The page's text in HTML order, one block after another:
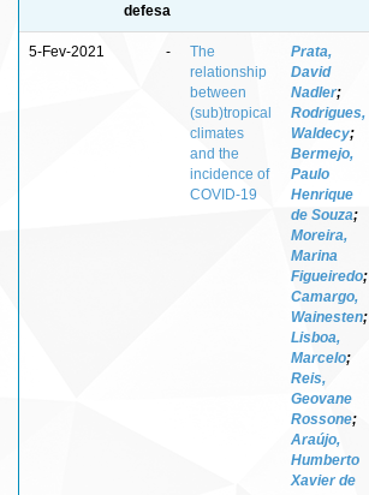
defesa
5-Fev-2021 -
The
relationship
between
(sub)tropical
climates
and the
incidence of
COVID-19
Prata,
David
Nadler;
Rodrigues,
Waldecy;
Bermejo,
Paulo
Henrique
de Souza;
Moreira,
Marina
Figueiredo;
Camargo,
Wainesten;
Lisboa,
Marcelo;
Reis,
Geovane
Rossone;
Araújo,
Humberto
Xavier de